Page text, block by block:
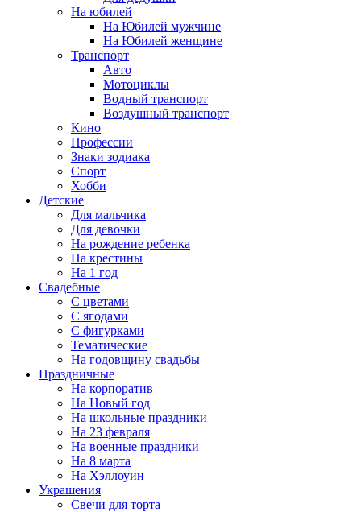
На юбилей
На Юбилей мужчине
На Юбилей женщине
Транспорт
Авто
Мотоциклы
Водный транспорт
Воздушный транспорт
Кино
Профессии
Знаки зодиака
Спорт
Хобби
Детские
Для мальчика
Для девочки
На рождение ребенка
На крестины
На 1 год
Свадебные
С цветами
С ягодами
С фигурками
Тематические
На годовщину свадьбы
Праздничные
На корпоратив
На Новый год
На школьные праздники
На 23 февраля
На военные праздники
На 8 марта
На Хэллоуин
Украшения
Свечи для торта